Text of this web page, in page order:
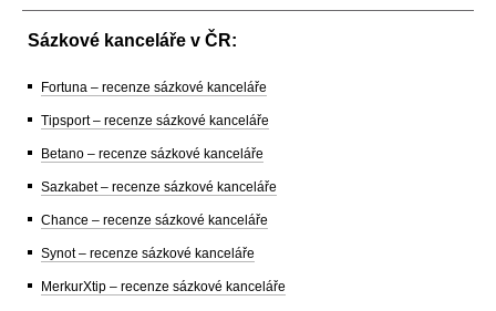
Sázkové kanceláře v ČR:
Fortuna – recenze sázkové kanceláře
Tipsport – recenze sázkové kanceláře
Betano – recenze sázkové kanceláře
Sazkabet – recenze sázkové kanceláře
Chance – recenze sázkové kanceláře
Synot – recenze sázkové kanceláře
MerkurXtip – recenze sázkové kanceláře